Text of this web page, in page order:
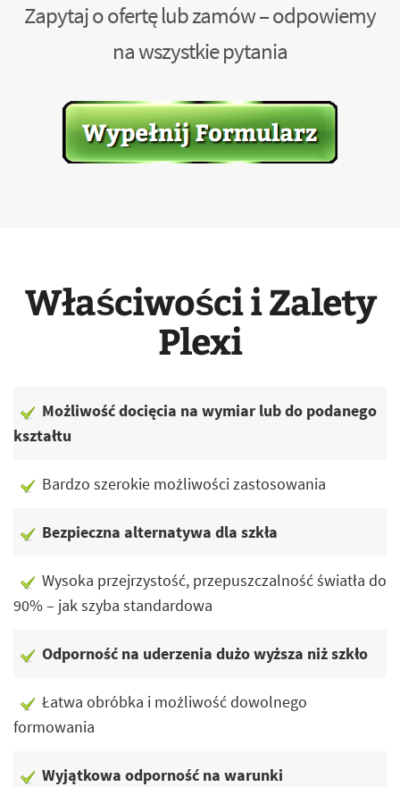
Zapytaj o ofertę lub zamów – odpowiemy
na wszystkie pytania
Właściwości i Zalety
Plexi
Możliwość docięcia na wymiar lub do podanego
kształtu
Bardzo szerokie możliwości zastosowania
Bezpieczna alternatywa dla szkła
Wysoka przejrzystość, przepuszczalność światła do
90% – jak szyba standardowa
Odporność na uderzenia dużo wyższa niż szkło
Łatwa obróbka i możliwość dowolnego
formowania
Wyjątkowa odporność na warunki